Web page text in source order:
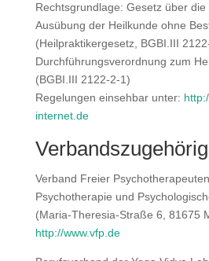
Rechtsgrundlage: Gesetz über
Ausübung der Heilkunde ohne
(Heilpraktikergesetz, BGBI.III
Durchführungsverordnung zum
(BGBI.III 2122-2-1)
Regelungen einsehbar unter:
internet.de
Verband Freier
Psychotherapie und
(Maria-Theresia-Straße 6, 81675
http://www.vfp.de